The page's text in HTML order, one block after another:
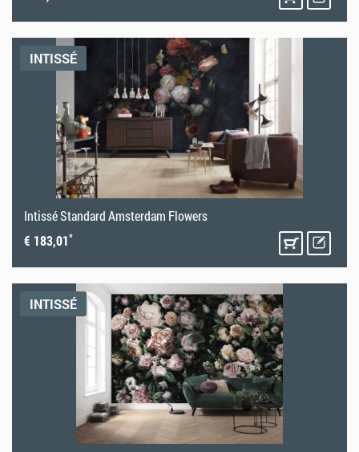
INTISSÉ
Intissé Standard Amsterdam Flowers
€ 183,01*
INTISSÉ